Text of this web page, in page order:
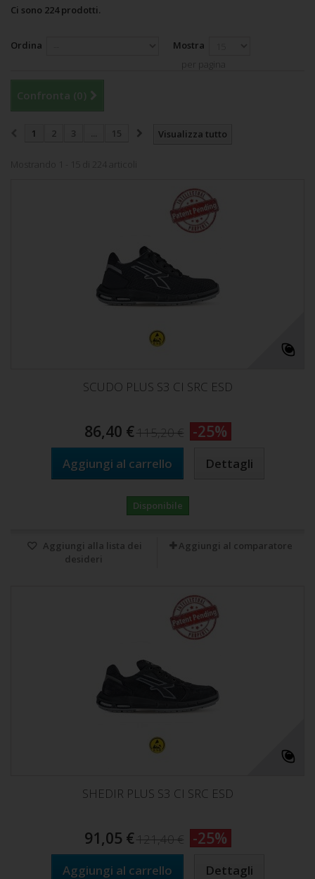
Ci sono 224 prodotti.
Ordina
Mostra
Confronta (0)
Visualizza tutto
1 2 3 15
Mostrando 1 - 15 di 224 articoli
SCUDO PLUS S3 CI SRC ESD
86,40 €115,20 € -25%
Aggiungi al carrello Dettagli
Disponibile
Aggiungi alla lista dei
desideri
Aggiungi al comparatore
SHEDIR PLUS S3 CI SRC ESD
91,05 €121,40 € -25%
Aggiungi al carrello Dettagli